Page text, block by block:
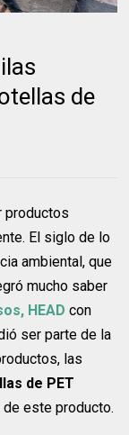
de
productos
El siglo de lo
ambiental, que
mucho saber
HEAD con
ser parte de la
las
de PET
este producto.